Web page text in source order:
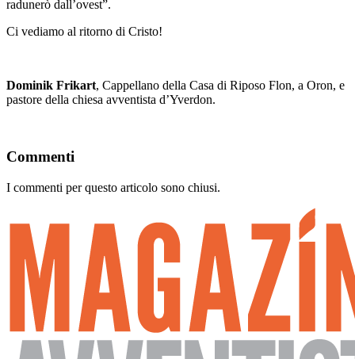
radunerò dall’ovest”.
Ci vediamo al ritorno di Cristo!
Dominik Frikart, Cappellano della Casa di Riposo Flon, a Oron, e
pastore della chiesa avventista d’Yverdon.
Commenti
I commenti per questo articolo sono chiusi.